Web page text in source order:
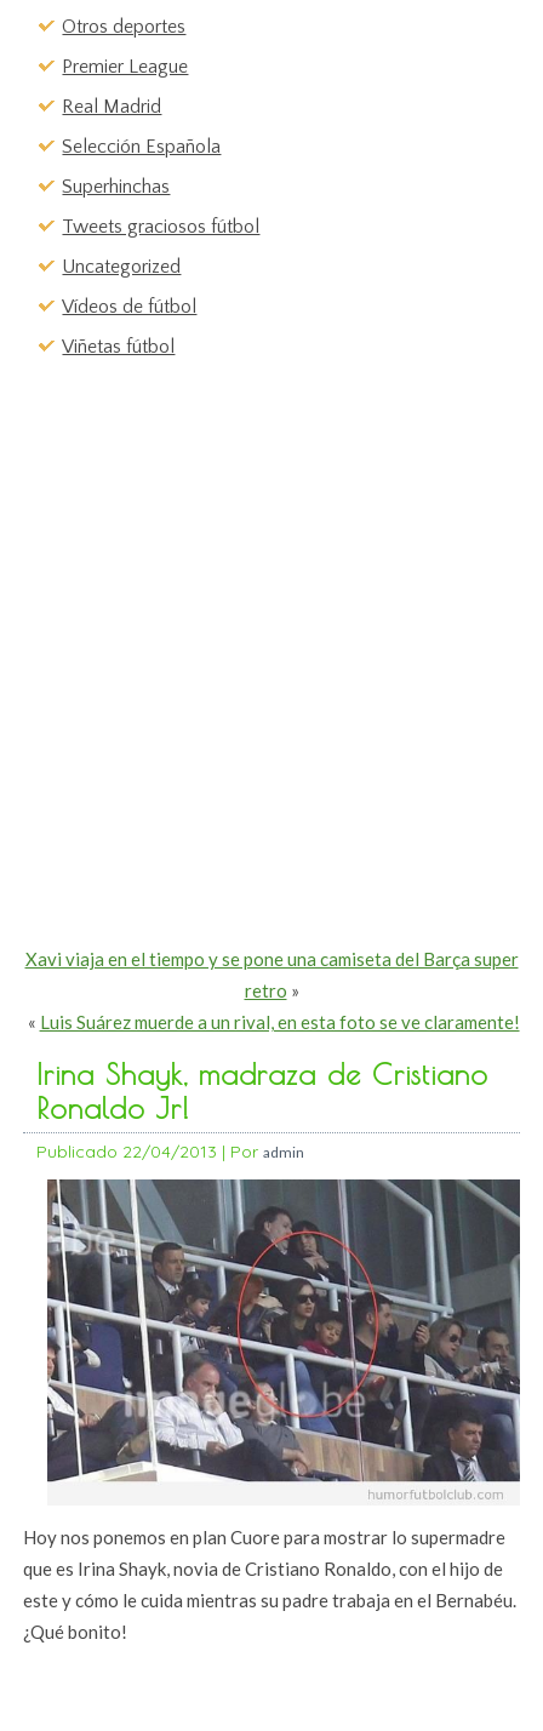
Otros deportes
Premier League
Real Madrid
Selección Española
Superhinchas
Tweets graciosos fútbol
Uncategorized
Vídeos de fútbol
Viñetas fútbol
Xavi viaja en el tiempo y se pone una camiseta del Barça super
retro »
« Luis Suárez muerde a un rival, en esta foto se ve claramente!
Irina Shayk, madraza de Cristiano
Ronaldo Jr!
Publicado 22/04/2013 | Por admin
Hoy nos ponemos en plan Cuore para mostrar lo supermadre
que es Irina Shayk, novia de Cristiano Ronaldo, con el hijo de
este y cómo le cuida mientras su padre trabaja en el Bernabéu.
¿Qué bonito!